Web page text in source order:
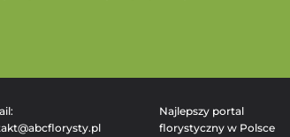
Najlepszy portal
florystyczny w Polsce